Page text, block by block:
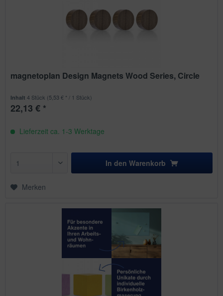
magnetoplan Design Magnets Wood Series, Circle
Inhalt4 Stück (5,53 € * / 1 Stück)
22,13 € *
Lieferzeit ca. 1-3 Werktage
In den Warenkorb
Merken